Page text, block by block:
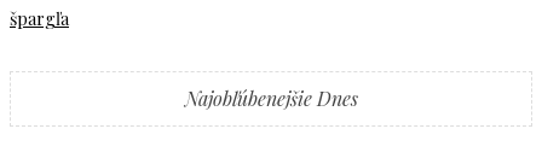
špargľa
Najobľúbenejšie Dnes